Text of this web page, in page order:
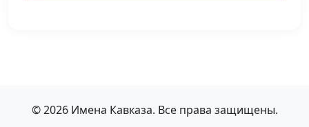
© 2026 Имена Кавказа. Все права защищены.